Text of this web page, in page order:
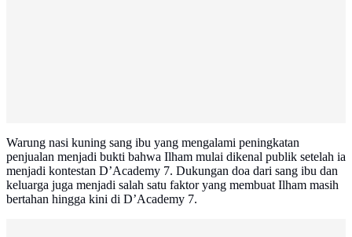
Warung nasi kuning sang ibu yang mengalami peningkatan
penjualan menjadi bukti bahwa Ilham mulai dikenal publik setelah ia
menjadi kontestan D’Academy 7. Dukungan doa dari sang ibu dan
keluarga juga menjadi salah satu faktor yang membuat Ilham masih
bertahan hingga kini di D’Academy 7.